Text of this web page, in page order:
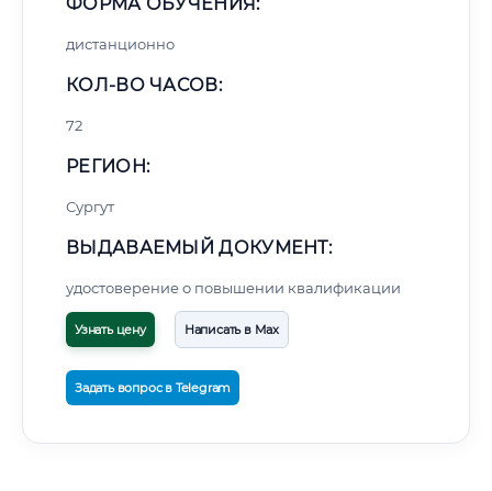
дистанционно
КОЛ-ВО ЧАСОВ:
72
РЕГИОН:
Сургут
ВЫДАВАЕМЫЙ ДОКУМЕНТ:
удостоверение о повышении квалификации
Узнать цену Написать в Max
Задать вопрос в Telegram